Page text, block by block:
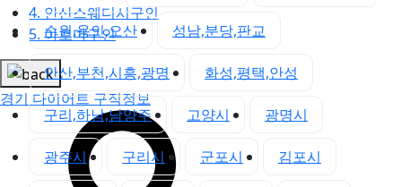
4. 안산스웨디시구인
5. 아로마구인
경기 다이어트 구직정보
수원,용인,오산 성남,분당,판교
안산,부천,시흥,광명 화성,평택,안성
구리,하남,남양주 고양시 광명시
광주시 구리시 군포시 김포시